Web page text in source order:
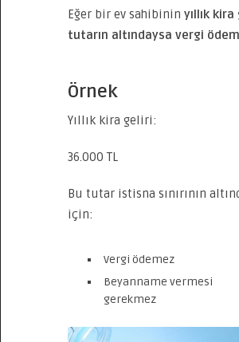
Eğer bir ev sahibinin yıllık
tutarın altındaysa vergi
Örnek
Yıllık kira geliri:
36.000 TL
Bu tutar istisna sınırının
için:
Vergi ödemez
Beyanname vermesi
gerekmez